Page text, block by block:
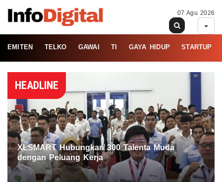
07 Agu 2026
EMITEN TELKO GAWAI TI GAYA HIDUP STARTUP
HEADLINE
XLSMART Hubungkan 300 Talenta Muda
dengan Peluang Kerja